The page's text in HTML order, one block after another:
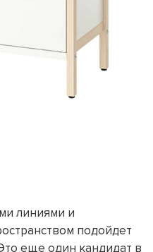
линиями и
подойдет
еще один кандидат в